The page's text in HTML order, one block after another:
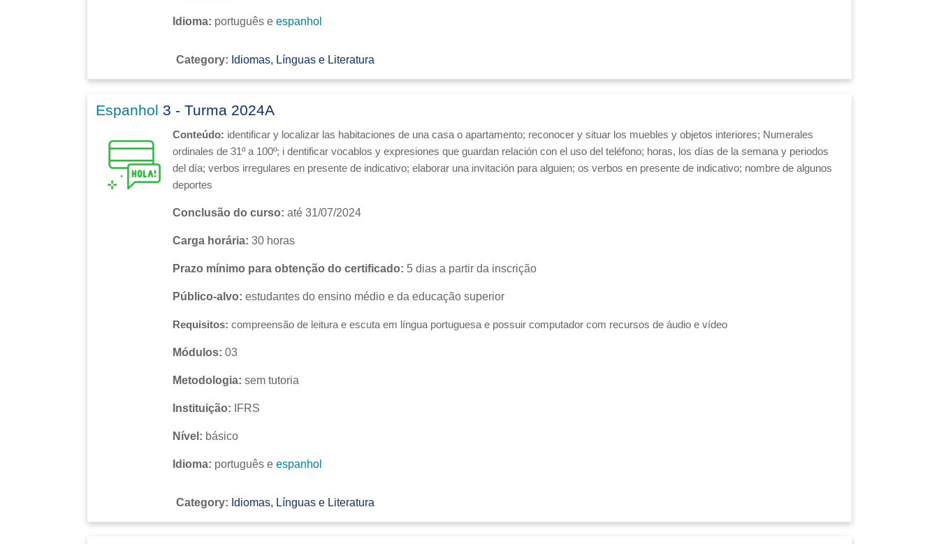
Idioma: português e espanhol
Category: Idiomas, Línguas e Literatura
Espanhol 3 - Turma 2024A
Conteúdo: identificar y localizar las habitaciones de una casa o apartamento; reconocer y situar los muebles y objetos interiores; Numerales
ordinales de 31º a 100º; i dentificar vocablos y expresiones que guardan relación con el uso del teléfono; horas, los días de la semana y periodos
del día; verbos irregulares en presente de indicativo; elaborar una invitación para alguien; os verbos en presente de indicativo; nombre de algunos
deportes
Conclusão do curso: até 31/07/2024
Carga horária: 30 horas
Prazo mínimo para obtenção do certificado: 5 dias a partir da inscrição
Público-alvo: estudantes do ensino médio e da educação superior
Requisitos: compreensão de leitura e escuta em língua portuguesa e possuir computador com recursos de áudio e vídeo
Módulos: 03
Metodologia: sem tutoria
Instituição: IFRS
Nível: básico
Idioma: português e espanhol
Category: Idiomas, Línguas e Literatura